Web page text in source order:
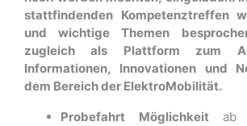
stattfindenden Kompetenztreffen
und wichtige Themen
zugleich als Plattform zum
Informationen, Innovationen und
dem Bereich der ElektroMobilität.
Probefahrt Möglichkeitab